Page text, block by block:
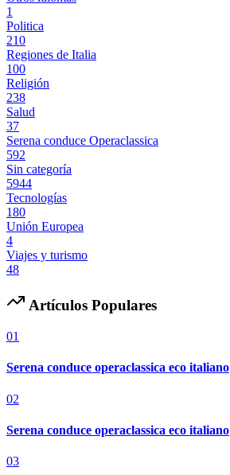
1
Politica
210
Regiones de Italia
100
Religión
238
Salud
37
Serena conduce Operaclassica
592
Sin categoría
5944
Tecnologías
180
Unión Europea
4
Viajes y turismo
48
Artículos Populares
01
Serena conduce operaclassica eco italiano
02
Serena conduce operaclassica eco italiano
03